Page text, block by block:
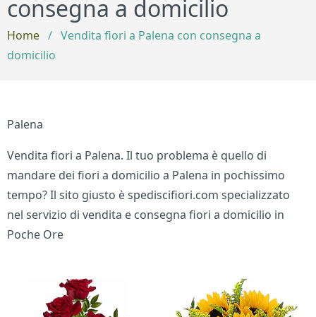
consegna a domicilio
Home / Vendita fiori a Palena con consegna a
domicilio
Palena
Vendita fiori a Palena. Il tuo problema è quello di
mandare dei fiori a domicilio a Palena in pochissimo
tempo? Il sito giusto è spediscifiori.com specializzato
nel servizio di vendita e consegna fiori a domicilio in
Poche Ore
Bouquet di fiori